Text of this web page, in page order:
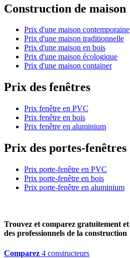
Construction de maison
Prix d'une maison contemporaine
Prix d'une maison traditionnelle
Prix d'une maison en bois
Prix d'une maison écologique
Prix d'une maison container
Prix des fenêtres
Prix fenêtre en PVC
Prix fenêtre en bois
Prix fenêtre en aluminium
Prix des portes-fenêtres
Prix porte-fenêtre en PVC
Prix porte-fenêtre en bois
Prix porte-fenêtre en aluminium
Trouvez et comparez gratuitement et
des professionnels de la construction
Comparez 4 constructeurs